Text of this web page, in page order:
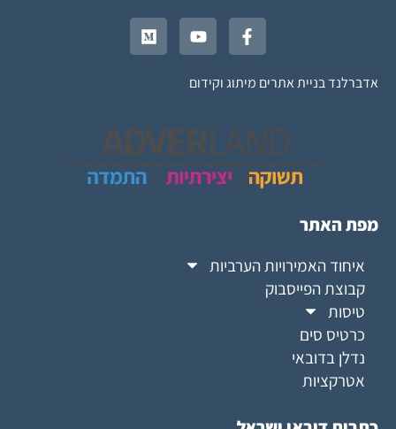
אדברלנד בניית אתרים מיתוג וקידום
מפת האתר
איחוד האמירויות הערביות
קבוצת הפייסבוק
טיסות
כרטיס סים
נדלן בדובאי
אטרקציות